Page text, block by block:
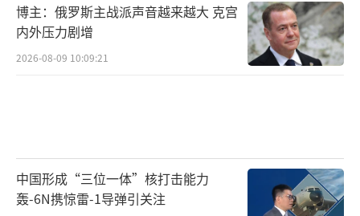
博主：俄罗斯主战派声音越来越大 克宫
内外压力剧增
2026-08-09 10:09:21
中国形成“三位一体”核打击能力
轰-6N携惊雷-1导弹引关注